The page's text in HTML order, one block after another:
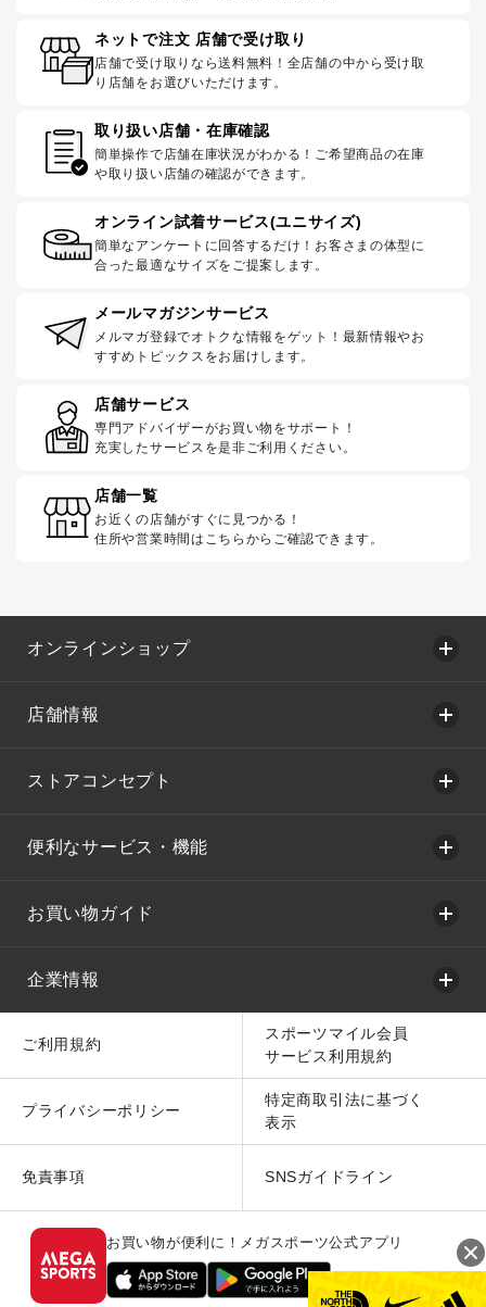
ネットで注文 店舗で受け取り
店舗で受け取りなら送料無料！全店舗の中から受け取
り店舗をお選びいただけます。
取り扱い店舗・在庫確認
簡単操作で店舗在庫状況がわかる！ご希望商品の在庫
や取り扱い店舗の確認ができます。
オンライン試着サービス(ユニサイズ)
簡単なアンケートに回答するだけ！お客さまの体型に
合った最適なサイズをご提案します。
メールマガジンサービス
メルマガ登録でオトクな情報をゲット！最新情報やお
すすめトピックスをお届けします。
店舗サービス
専門アドバイザーがお買い物をサポート！
充実したサービスを是非ご利用ください。
店舗一覧
お近くの店舗がすぐに見つかる！
住所や営業時間はこちらからご確認できます。
オンラインショップ
店舗情報
ストアコンセプト
便利なサービス・機能
お買い物ガイド
企業情報
ご利用規約
スポーツマイル会員
サービス利用規約
プライバシーポリシー
特定商取引法に基づく
表示
免責事項 SNSガイドライン
お買い物が便利に！メガスポーツ公式アプリ